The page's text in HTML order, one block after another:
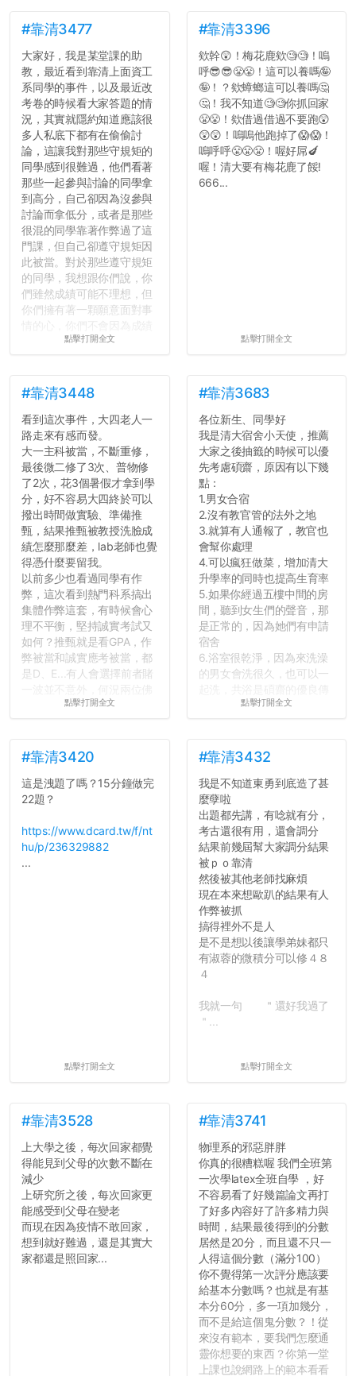
#靠清3477
大家好，我是某堂課的助
教，最近看到靠清上面資工
系同學的事件，以及最近改
考卷的時候看大家答題的情
況，其實就隱約知道應該很
多人私底下都有在偷偷討
論，這讓我對那些守規矩的
同學感到很難過，他們看著
那些一起參與討論的同學拿
到高分，自己卻因為沒參與
討論而拿低分，或者是那些
很混的同學靠著作弊過了這
門課，但自己卻遵守規矩因
此被當。對於那些遵守規矩
的同學，我想跟你們說，你
們雖然成績可能不理想，但
你們擁有著一顆願意面對事
壓力而選擇逃避(作弊)，在
績無法體現你們的努力，但
往後你們正直的態度一定會
讓你們在社會上適應得更
好。最後，那些作弊的同
學，你們要瞭解到作弊對你
們而言是沒有任何好處的，
大學是你們唯一可以勇敢認
錯但不需要付出太大代價的
地方，你們在這時候如果不
會學會...
點擊打開全文
#靠清3396
欸幹😲！梅花鹿欸🧐🧐！嗚
呼😎😎😤😤！這可以養嗎🤪
🤪！？欸蟑螂這可以養嗎🤔
🤔！我不知道🧐🧐你抓回家
😤😤！欸借過借過不要跑😲
😲😲！嗚嗚他跑掉了😱😱！
嗚呼呼😤😤😤！喔好屌🍆
喔！清大要有梅花鹿了餒!
666...
點擊打開全文
#靠清3448
看到這次事件，大四老人一
路走來有感而發。
大一主科被當，不斷重修，
最後微二修了3次、普物修
了2次，花3個暑假才拿到學
分，好不容易大四終於可以
撥出時間做實驗、準備推
甄，結果推甄被教授洗臉成
績怎麼那麼差，lab老師也覺
得憑什麼要留我。
以前多少也看過同學有作
弊，這次看到熱門科系搞出
集體作弊這套，有時候會心
理不平衡，堅持誠實考試又
如何？推甄就是看GPA，作
弊被當和誠實應考被當，都
是D、E...有人會選擇前者賭
心教授看起來要輕輕放下
長作弊的風氣。
反正老人我明天就要搬離新
竹，之後如何發展與我無
吧XD，祝學弟妹們修課順利
~~...
點擊打開全文
#靠清3683
各位新生、同學好
我是清大宿舍小天使，推薦
大家之後抽籤的時候可以優
先考慮碩齋，原因有以下幾
點：
1.男女合宿
2.沒有教官管的法外之地
3.就算有人通報了，教官也
會幫你處理
4.可以瘋狂做菜，增加清大
升學率的同時也提高生育率
5.如果你經過五樓中間的房
間，聽到女生們的聲音，那
是正常的，因為她們有申請
宿舍
6.浴室很乾淨，因為來洗澡
的男女會洗很久，也可以一
舍房間，都歡迎留言讓我知
道...
點擊打開全文
#靠清3420
這是洩題了嗎？15分鐘做完
22題？
https://www.dcard.tw/f/nt
hu/p/236329882
...
點擊打開全文
#靠清3432
我是不知道東勇到底造了甚
麼孽啦
出題都先講，有唸就有分，
考古還很有用，還會調分
結果前幾屆幫大家調分結果
被ｐｏ靠清
然後被其他老師找麻煩
現在本來想歐趴的結果有人
作弊被抓
搞得裡外不是人
是不是想以後讓學弟妹都只
有淑蓉的微積分可以修４８
４
我就一句 ＂還好我過了
＂...
點擊打開全文
#靠清3528
上大學之後，每次回家都覺
得能見到父母的次數不斷在
減少
上研究所之後，每次回家更
能感受到父母在變老
而現在因為疫情不敢回家，
想到就好難過，還是其實大
家都還是照回家...
#靠清3741
物理系的邪惡胖胖
你真的很糟糕喔 我們全班第
一次學latex全班自學 ，好
不容易看了好幾篇論文再打
了好多內容好了許多精力與
時間，結果最後得到的分數
居然是20分，而且還不只一
人得這個分數（滿分100）
你不覺得第一次評分應該要
給基本分數嗎？也就是有基
本分60分，多一項加幾分，
而不是給這個鬼分數？！從
來沒有範本，要我們怎麼通
靈你想要的東西？你第一堂
上課也說網路上的範本看看